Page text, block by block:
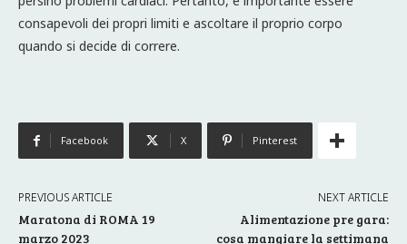
consapevoli dei propri limiti e ascoltare il proprio corpo
quando si decide di correre.
Facebook X Pinterest
PREVIOUS ARTICLE
Maratona di ROMA 19
marzo 2023
NEXT ARTICLE
Alimentazione pre gara:
cosa mangiare la settimana